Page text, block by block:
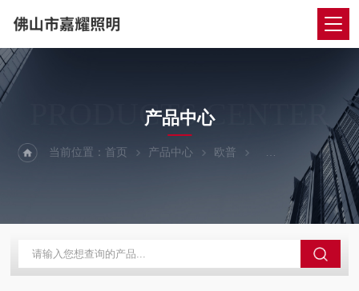
PRODUCTS CENTER
产品中心
当前位置：首页 产品中心 欧普 欧普消防应急灯